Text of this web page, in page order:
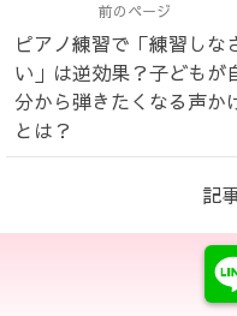
前のページ
ピアノ練習で「練習しな
い」は逆効果？子どもが
分から弾きたくなる声か
とは？
記